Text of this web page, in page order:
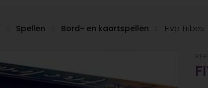
Spellen Bord- en kaartspellen Five Tribes